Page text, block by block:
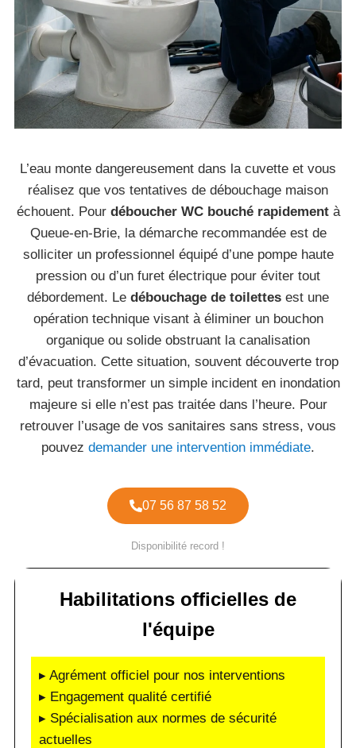
L’eau monte dangereusement dans la cuvette et vous
réalisez que vos tentatives de débouchage maison
échouent. Pour déboucher WC bouché rapidementà
Queue-en-Brie, la démarche recommandée est de
solliciter un professionnel équipé d’une pompe haute
pression ou d’un furet électrique pour éviter tout
débordement. Le débouchage de toilettes est une
opération technique visant à éliminer un bouchon
organique ou solide obstruant la canalisation
d’évacuation. Cette situation, souvent découverte trop
tard, peut transformer un simple incident en inondation
majeure si elle n’est pas traitée dans l’heure. Pour
retrouver l’usage de vos sanitaires sans stress, vous
pouvez demander une intervention immédiate.
07 56 87 58 52
Disponibilité record !
Habilitations officielles de
l'équipe
▸ Agrément officiel pour nos interventions
▸ Engagement qualité certifié
▸ Spécialisation aux normes de sécurité
actuelles